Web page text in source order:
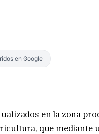
en Google
en la zona
que mediante